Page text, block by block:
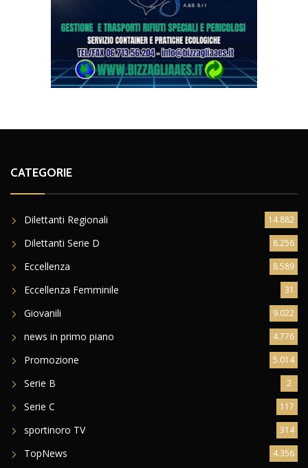
CATEGORIE
Dilettanti Regionali 14.882
Dilettanti Serie D 8.256
Eccellenza 8.589
Eccellenza Femminile 31
Giovanili 9.022
news in primo piano 4.776
Promozione 5.014
Serie B 2
Serie C 117
sportinoro TV 314
TopNews 4.356